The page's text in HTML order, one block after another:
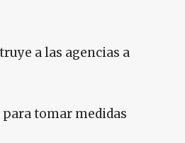
a las agencias a
tomar medidas